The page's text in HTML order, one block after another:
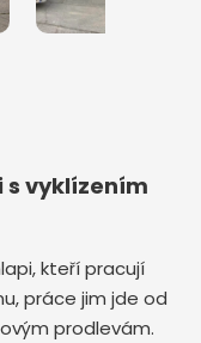
s vyklízením
kteří pracují
práce jim jde od
prodlevám.